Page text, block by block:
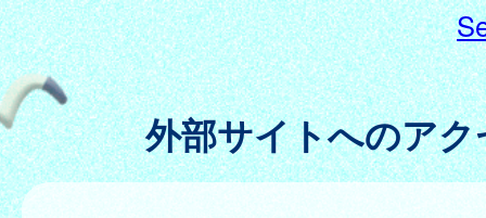
外部サイトへのア